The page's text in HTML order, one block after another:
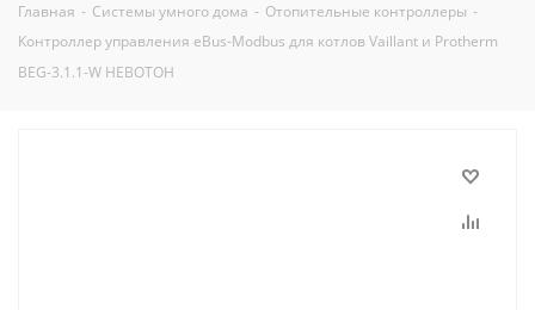
Главная - Системы умного дома - Отопительные контроллеры -
Контроллер управления eBus-Modbus для котлов Vaillant и Protherm
BEG-3.1.1-W НЕВОТОН